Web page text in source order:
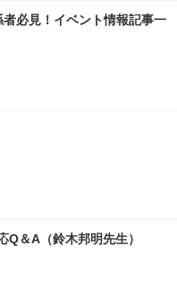
者必見！イベント情報記事一
Q＆A（鈴木邦明先生）